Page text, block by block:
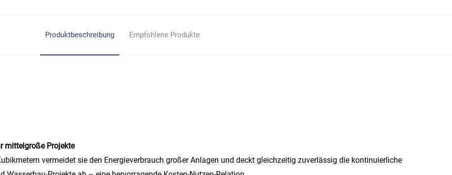
Produktbeschreibung Empfohlene Produkte
mittelgroße Projekte
vermeidet sie den Energieverbrauch großer Anlagen und deckt gleichzeitig zuverlässig die kontinuierliche